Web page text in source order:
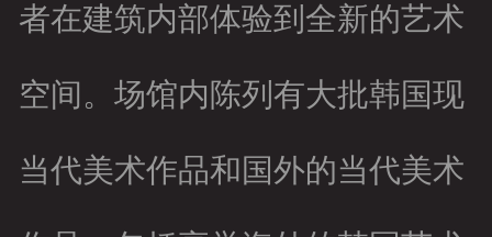
者在建筑内部体验到全新的艺术
空间。场馆内陈列有大批韩国现
当代美术作品和国外的当代美术